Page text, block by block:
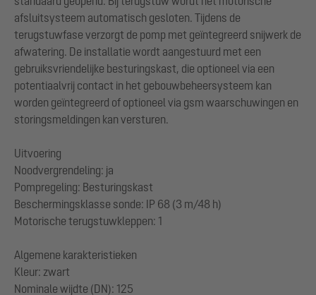
afsluitsysteem automatisch gesloten. Tijdens de
terugstuwfase verzorgt de pomp met geïntegreerd snijwerk de
afwatering. De installatie wordt aangestuurd met een
gebruiksvriendelijke besturingskast, die optioneel via een
potentiaalvrij contact in het gebouwbeheersysteem kan
worden geïntegreerd of optioneel via gsm waarschuwingen en
storingsmeldingen kan versturen.
Uitvoering
Noodvergrendeling: ja
Pompregeling: Besturingskast
Beschermingsklasse sonde: IP 68 (3 m/48 h)
Motorische terugstuwkleppen: 1
Algemene karakteristieken
Kleur: zwart
Nominale wijdte (DN): 125